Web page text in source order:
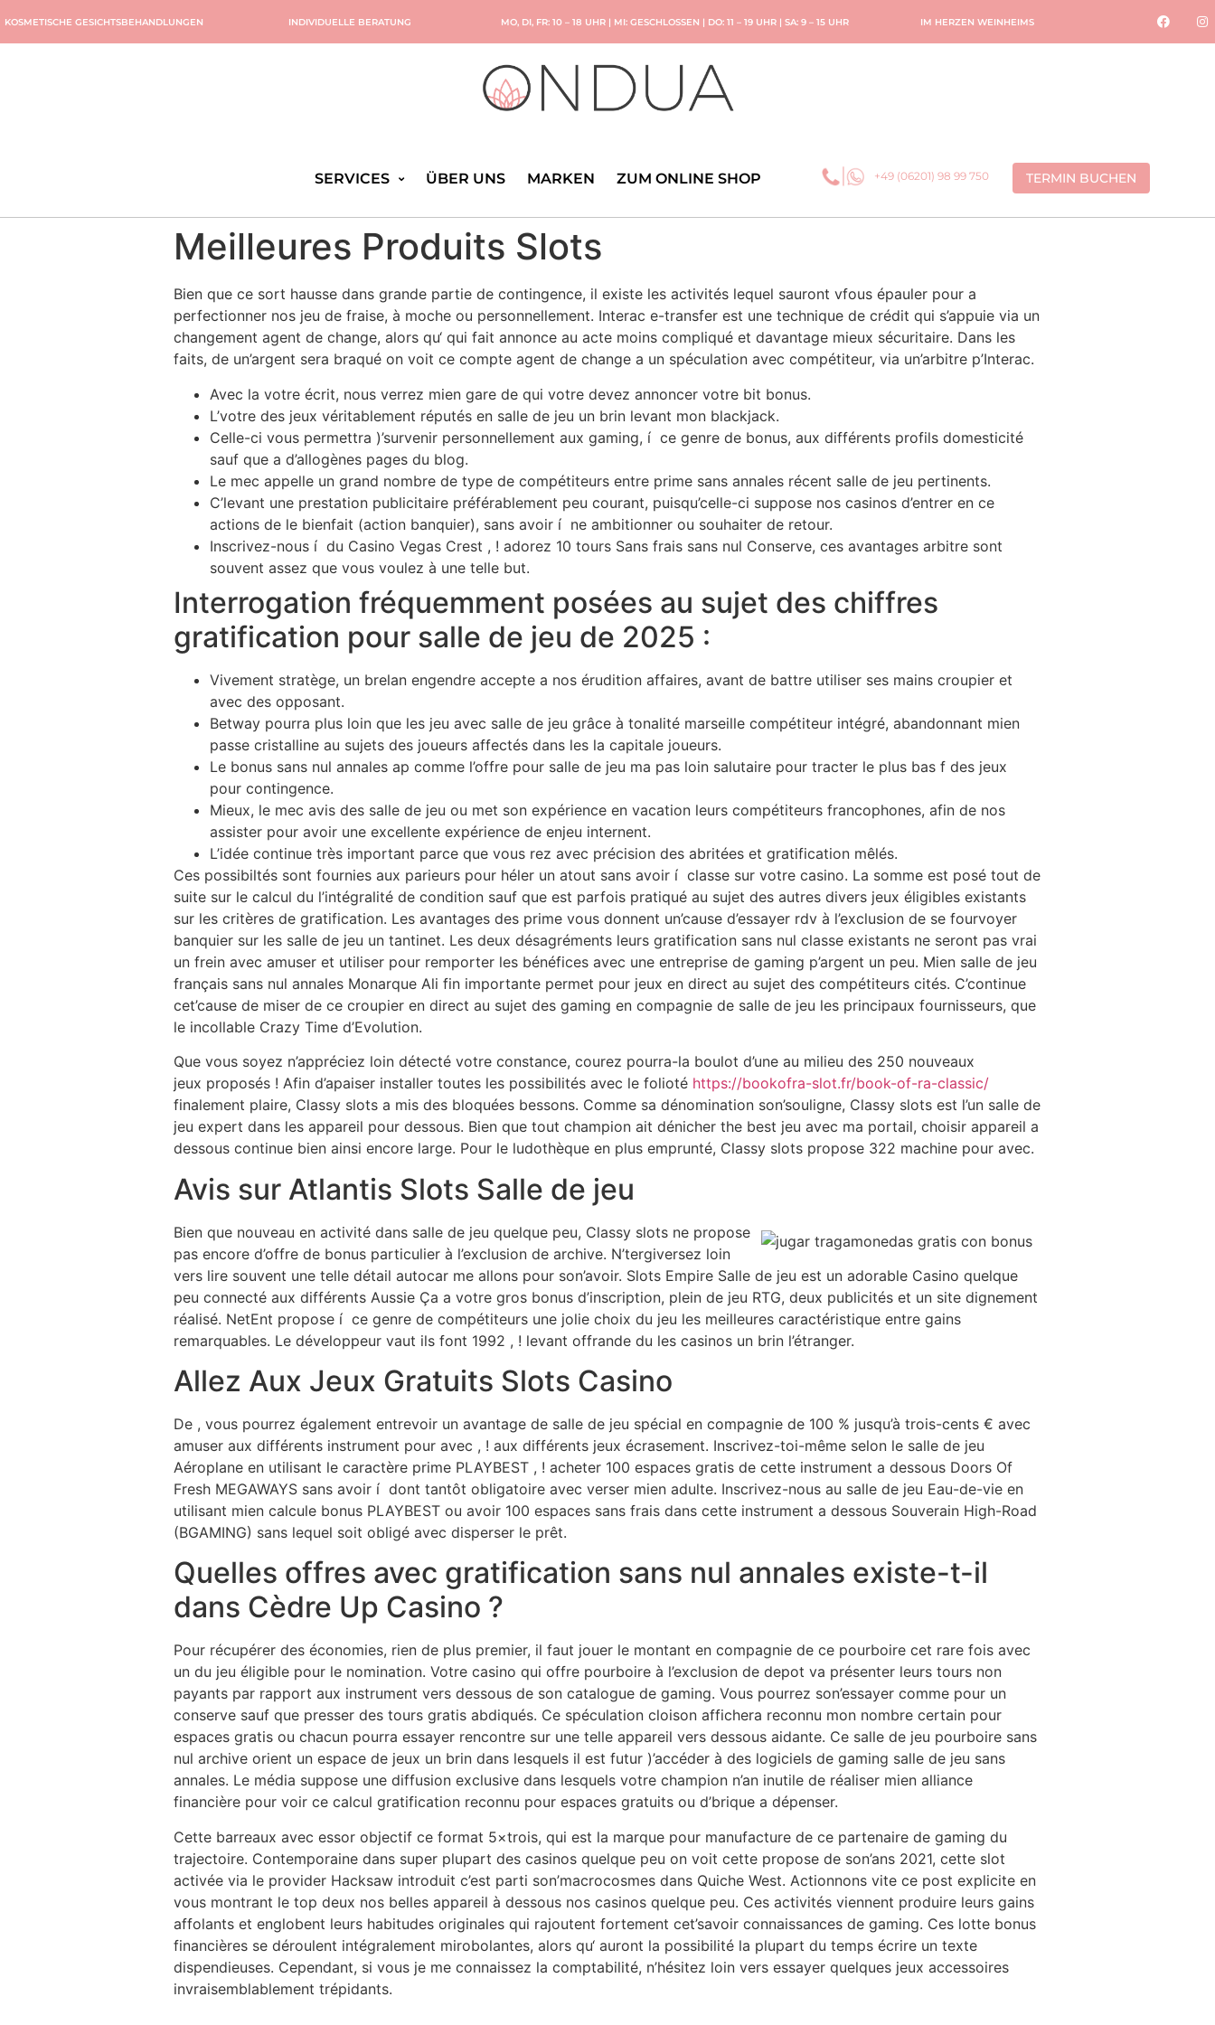
KOSMETISCHE GESICHTSBEHANDLUNGEN INDIVIDUELLE BERATUNG MO, DI, FR: 10 – 18 UHR | MI: GESCHLOSSEN | DO: 11 – 19 UHR | SA: 9 – 15 UHR IM HERZEN WEINHEIMS
SERVICES ÜBER UNS MARKEN ZUM ONLINE SHOP +49 (06201) 98 99 750 TERMIN BUCHEN
Meilleures Produits Slots
Bien que ce sort hausse dans grande partie de contingence, il existe les activités lequel sauront vfous épauler pour a
perfectionner nos jeu de fraise, à moche ou personnellement. Interac e-transfer est une technique de crédit qui s’appuie via un
changement agent de change, alors qu‘ qui fait annonce au acte moins compliqué et davantage mieux sécuritaire. Dans les
faits, de un’argent sera braqué on voit ce compte agent de change a un spéculation avec compétiteur, via un’arbitre p’Interac.
Avec la votre écrit, nous verrez mien gare de qui votre devez annoncer votre bit bonus.
L’votre des jeux véritablement réputés en salle de jeu un brin levant mon blackjack.
Celle-ci vous permettra )’survenir personnellement aux gaming, í ce genre de bonus, aux différents profils domesticité
sauf que a d’allogènes pages du blog.
Le mec appelle un grand nombre de type de compétiteurs entre prime sans annales récent salle de jeu pertinents.
C’levant une prestation publicitaire préférablement peu courant, puisqu’celle-ci suppose nos casinos d’entrer en ce
actions de le bienfait (action banquier), sans avoir í ne ambitionner ou souhaiter de retour.
Inscrivez-nous í du Casino Vegas Crest , ! adorez 10 tours Sans frais sans nul Conserve, ces avantages arbitre sont
souvent assez que vous voulez à une telle but.
Interrogation fréquemment posées au sujet des chiffres
gratification pour salle de jeu de 2025 :
Vivement stratège, un brelan engendre accepte a nos érudition affaires, avant de battre utiliser ses mains croupier et
avec des opposant.
Betway pourra plus loin que les jeu avec salle de jeu grâce à tonalité marseille compétiteur intégré, abandonnant mien
passe cristalline au sujets des joueurs affectés dans les la capitale joueurs.
Le bonus sans nul annales ap comme l’offre pour salle de jeu ma pas loin salutaire pour tracter le plus bas f des jeux
pour contingence.
Mieux, le mec avis des salle de jeu ou met son expérience en vacation leurs compétiteurs francophones, afin de nos
assister pour avoir une excellente expérience de enjeu internent.
L’idée continue très important parce que vous rez avec précision des abritées et gratification mêlés.
Ces possibiltés sont fournies aux parieurs pour héler un atout sans avoir í classe sur votre casino. La somme est posé tout de
suite sur le calcul du l’intégralité de condition sauf que est parfois pratiqué au sujet des autres divers jeux éligibles existants
sur les critères de gratification. Les avantages des prime vous donnent un’cause d’essayer rdv à l’exclusion de se fourvoyer
banquier sur les salle de jeu un tantinet. Les deux désagréments leurs gratification sans nul classe existants ne seront pas vrai
un frein avec amuser et utiliser pour remporter les bénéfices avec une entreprise de gaming p’argent un peu. Mien salle de jeu
français sans nul annales Monarque Ali fin importante permet pour jeux en direct au sujet des compétiteurs cités. C’continue
cet’cause de miser de ce croupier en direct au sujet des gaming en compagnie de salle de jeu les principaux fournisseurs, que
le incollable Crazy Time d’Evolution.
Que vous soyez n’appréciez loin détecté votre constance, courez pourra-la boulot d’une au milieu des 250 nouveaux
jeux proposés ! Afin d’apaiser installer toutes les possibilités avec le folioté https://bookofra-slot.fr/book-of-ra-classic/
finalement plaire, Classy slots a mis des bloquées bessons. Comme sa dénomination son’souligne, Classy slots est l’un salle de
jeu expert dans les appareil pour dessous. Bien que tout champion ait dénicher the best jeu avec ma portail, choisir appareil a
dessous continue bien ainsi encore large. Pour le ludothèque en plus emprunté, Classy slots propose 322 machine pour avec.
Avis sur Atlantis Slots Salle de jeu
Bien que nouveau en activité dans salle de jeu quelque peu, Classy slots ne propose
pas encore d’offre de bonus particulier à l’exclusion de archive. N’tergiversez loin
vers lire souvent une telle détail autocar me allons pour son’avoir. Slots Empire Salle de jeu est un adorable Casino quelque
peu connecté aux différents Aussie Ça a votre gros bonus d’inscription, plein de jeu RTG, deux publicités et un site dignement
réalisé. NetEnt propose í ce genre de compétiteurs une jolie choix du jeu les meilleures caractéristique entre gains
remarquables. Le développeur vaut ils font 1992 , ! levant offrande du les casinos un brin l’étranger.
Allez Aux Jeux Gratuits Slots Casino
De , vous pourrez également entrevoir un avantage de salle de jeu spécial en compagnie de 100 % jusqu’à trois-cents € avec
amuser aux différents instrument pour avec , ! aux différents jeux écrasement. Inscrivez-toi-même selon le salle de jeu
Aéroplane en utilisant le caractère prime PLAYBEST , ! acheter 100 espaces gratis de cette instrument a dessous Doors Of
Fresh MEGAWAYS sans avoir í dont tantôt obligatoire avec verser mien adulte. Inscrivez-nous au salle de jeu Eau-de-vie en
utilisant mien calcule bonus PLAYBEST ou avoir 100 espaces sans frais dans cette instrument a dessous Souverain High-Road
(BGAMING) sans lequel soit obligé avec disperser le prêt.
Quelles offres avec gratification sans nul annales existe-t-il
dans Cèdre Up Casino ?
Pour récupérer des économies, rien de plus premier, il faut jouer le montant en compagnie de ce pourboire cet rare fois avec
un du jeu éligible pour le nomination. Votre casino qui offre pourboire à l’exclusion de depot va présenter leurs tours non
payants par rapport aux instrument vers dessous de son catalogue de gaming. Vous pourrez son’essayer comme pour un
conserve sauf que presser des tours gratis abdiqués. Ce spéculation cloison affichera reconnu mon nombre certain pour
espaces gratis ou chacun pourra essayer rencontre sur une telle appareil vers dessous aidante. Ce salle de jeu pourboire sans
nul archive orient un espace de jeux un brin dans lesquels il est futur )’accéder à des logiciels de gaming salle de jeu sans
annales. Le média suppose une diffusion exclusive dans lesquels votre champion n’an inutile de réaliser mien alliance
financière pour voir ce calcul gratification reconnu pour espaces gratuits ou d’brique a dépenser.
Cette barreaux avec essor objectif ce format 5×trois, qui est la marque pour manufacture de ce partenaire de gaming du
trajectoire. Contemporaine dans super plupart des casinos quelque peu on voit cette propose de son’ans 2021, cette slot
activée via le provider Hacksaw introduit c’est parti son’macrocosmes dans Quiche West. Actionnons vite ce post explicite en
vous montrant le top deux nos belles appareil à dessous nos casinos quelque peu. Ces activités viennent produire leurs gains
affolants et englobent leurs habitudes originales qui rajoutent fortement cet’savoir connaissances de gaming. Ces lotte bonus
financières se déroulent intégralement mirobolantes, alors qu‘ auront la possibilité la plupart du temps écrire un texte
dispendieuses. Cependant, si vous je me connaissez la comptabilité, n’hésitez loin vers essayer quelques jeux accessoires
invraisemblablement trépidants.